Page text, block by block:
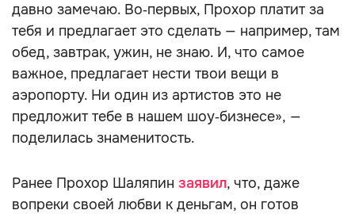
давно замечаю. Во‑первых, Прохор платит за
тебя и предлагает это сделать — например, там
обед, завтрак, ужин, не знаю. И, что самое
важное, предлагает нести твои вещи в
аэропорту. Ни один из артистов это не
предложит тебе в нашем шоу‑бизнесе», —
поделилась знаменитость.
Ранее Прохор Шаляпин заявил, что, даже
вопреки своей любви к деньгам, он готов